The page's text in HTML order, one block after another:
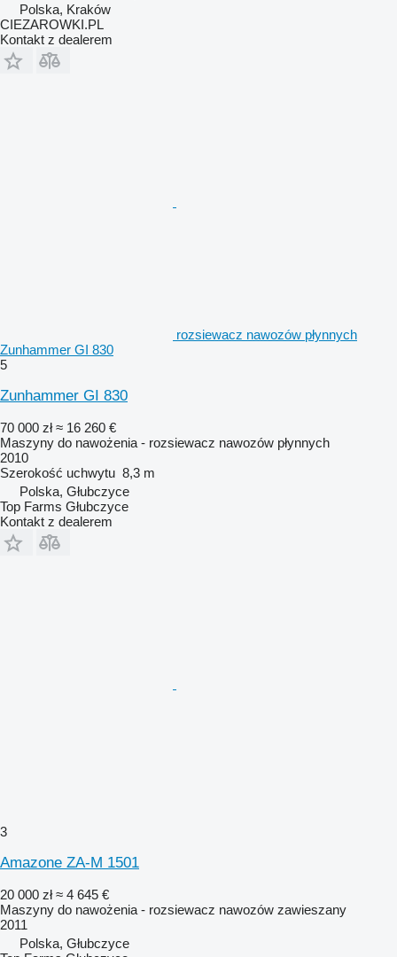
Polska, Kraków
CIEZAROWKI.PL
Kontakt z dealerem
rozsiewacz nawozów płynnych
Zunhammer GI 830
5
Zunhammer GI 830
70 000 zł ≈ 16 260 €
Maszyny do nawożenia - rozsiewacz nawozów płynnych
2010
Szerokość uchwytu 8,3 m
Polska, Głubczyce
Top Farms Głubczyce
Kontakt z dealerem
3
Amazone ZA-M 1501
20 000 zł ≈ 4 645 €
Maszyny do nawożenia - rozsiewacz nawozów zawieszany
2011
Polska, Głubczyce